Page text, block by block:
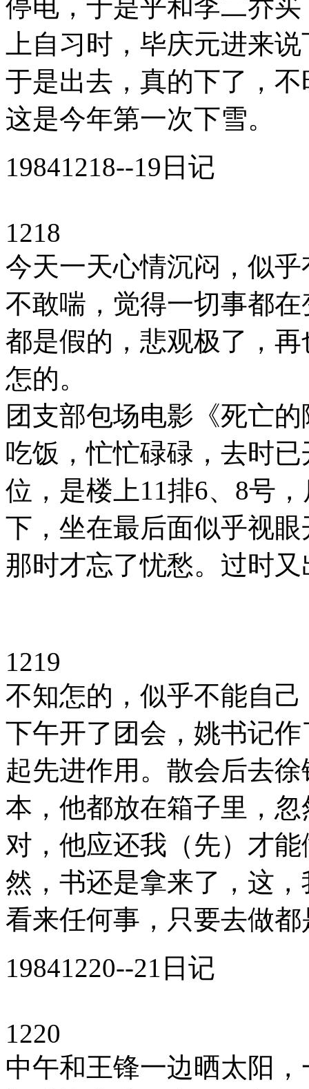
停电，于是乎和李二乔
上自习时，毕庆元进来
于是出去，真的下了，
这是今年第一次下雪。
19841218--19日记
1218
今天一天心情沉闷，似
不敢喘，觉得一切事都
都是假的，悲观极了，
怎的。
团支部包场电影《死亡
吃饭，忙忙碌碌，去时
位，是楼上11排6、8号
下，坐在最后面似乎视
那时才忘了忧愁。过时
1219
不知怎的，似乎不能自
下午开了团会，姚书记
起先进作用。散会后去
本，他都放在箱子里，
对，他应还我（先）才
然，书还是拿来了，这
看来任何事，只要去做
19841220--21日记
1220
中午和王锋一边晒太阳